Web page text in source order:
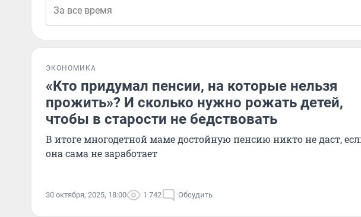
ЭКОНОМИКА
«Кто придумал пенсии, на которые нельзя
прожить»? И сколько нужно рожать детей,
чтобы в старости не бедствовать
В итоге многодетной маме достойную пенсию никто не даст,
она сама не заработает
30 октября, 2025, 18:00 1 742 Обсудить